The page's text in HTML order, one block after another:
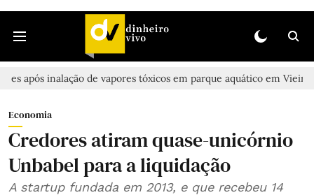
de vapores tóxicos em parque aquático em Vieira de Leiria
Economia
Credores atiram quase-unicórnio
Unbabel para a liquidação
A startup fundada em 2013, e que recebeu 14